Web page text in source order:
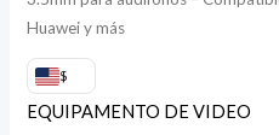
Huawei y más
$
EQUIPAMENTO DE VIDEO
más
cantidad